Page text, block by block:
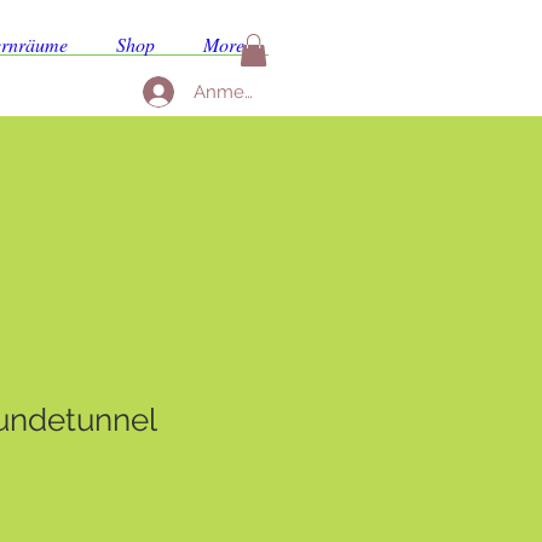
Shop More
Anmelden